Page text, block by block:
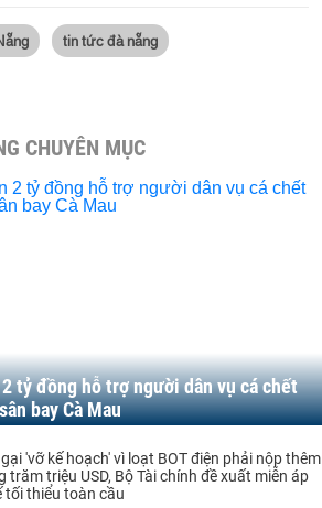
tin tức đà nẵng
CHUYÊN MỤC
tỷ đồng hỗ trợ người dân vụ cá chết
bay Cà Mau
'vỡ kế hoạch' vì loạt BOT điện phải nộp thêm
trăm triệu USD, Bộ Tài chính đề xuất miễn áp
tối thiểu toàn cầu